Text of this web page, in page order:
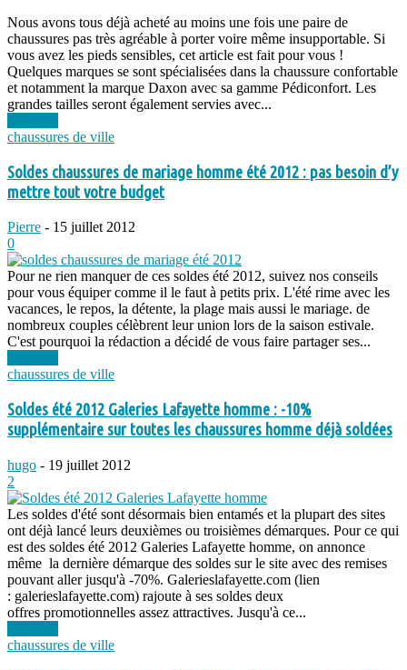
Nous avons tous déjà acheté au moins une fois une paire de
chaussures pas très agréable à porter voire même insupportable. Si
vous avez les pieds sensibles, cet article est fait pour vous !
Quelques marques se sont spécialisées dans la chaussure confortable
et notamment la marque Daxon avec sa gamme Pédiconfort. Les
grandes tailles seront également servies avec...
chaussures de ville
Soldes chaussures de mariage homme été 2012 : pas besoin d’y
mettre tout votre budget
Pierre - 15 juillet 2012
0
Pour ne rien manquer de ces soldes été 2012, suivez nos conseils
pour vous équiper comme il le faut à petits prix. L'été rime avec les
vacances, le repos, la détente, la plage mais aussi le mariage. de
nombreux couples célèbrent leur union lors de la saison estivale.
C'est pourquoi la rédaction a décidé de vous faire partager ses...
chaussures de ville
Soldes été 2012 Galeries Lafayette homme : -10%
supplémentaire sur toutes les chaussures homme déjà soldées
hugo - 19 juillet 2012
2
Les soldes d'été sont désormais bien entamés et la plupart des sites
ont déjà lancé leurs deuxièmes ou troisièmes démarques. Pour ce qui
est des soldes été 2012 Galeries Lafayette homme, on annonce
même la dernière démarque des soldes sur le site avec des remises
pouvant aller jusqu'à -70%. Galerieslafayette.com (lien
: galerieslafayette.com) rajoute à ses soldes deux
offres promotionnelles assez attractives. Jusqu'à ce...
chaussures de ville